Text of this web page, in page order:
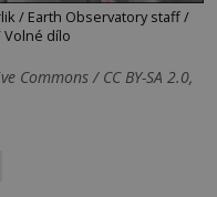
/ Earth Observatory staff /
Volné dílo
Commons / CC BY-SA 2.0,